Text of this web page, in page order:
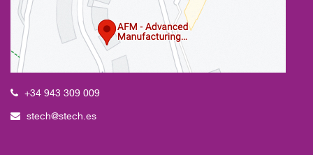
+34 943 309 009
stech@stech.es